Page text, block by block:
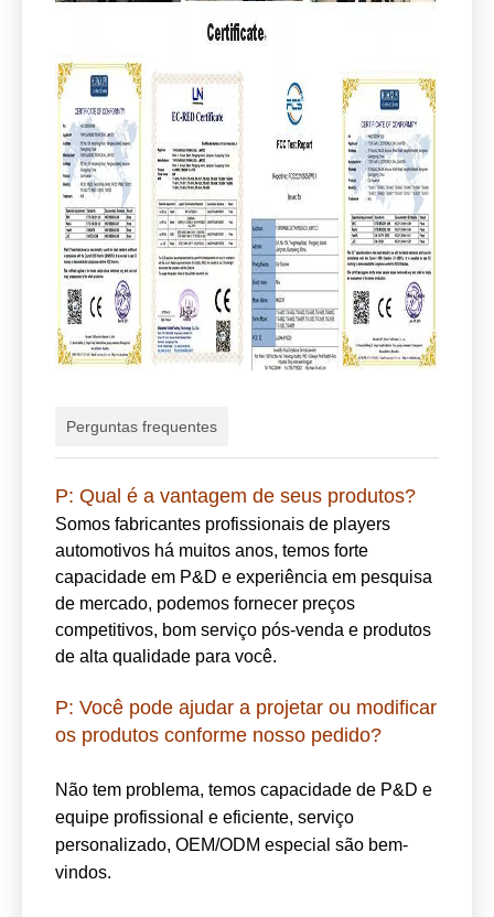
Perguntas frequentes
P: Qual é a vantagem de seus produtos?
Somos fabricantes profissionais de players
automotivos há muitos anos, temos forte
capacidade em P&D e experiência em pesquisa